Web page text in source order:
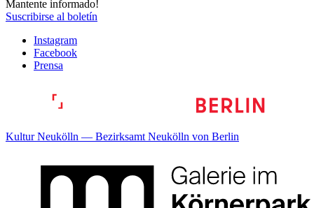
Mantente informado!
Suscribirse al boletín
Instagram
Facebook
Prensa
Kultur Neukölln — Bezirksamt Neukölln von Berlin